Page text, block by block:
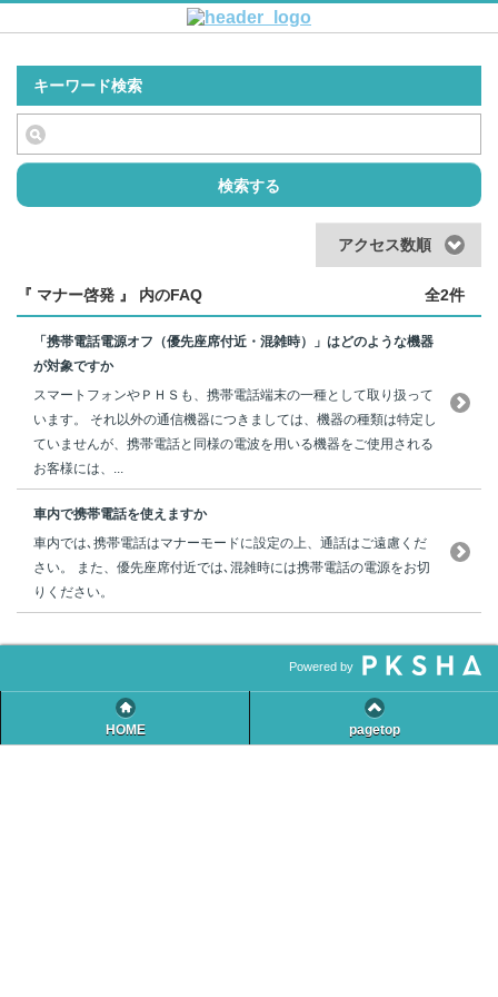
キーワード検索
検索する
アクセス数順
『 マナー啓発 』 内のFAQ 全2件
「携帯電話電源オフ（優先座席付近・混雑時）」はどのような機器
が対象ですか
スマートフォンやＰＨＳも、携帯電話端末の一種として取り扱って
います。 それ以外の通信機器につきましては、機器の種類は特定し
ていませんが、携帯電話と同様の電波を用いる機器をご使用される
お客様には、...
車内で携帯電話を使えますか
車内では､携帯電話はマナーモードに設定の上、通話はご遠慮くだ
さい。 また、優先座席付近では､混雑時には携帯電話の電源をお切
りください。
Powered by
HOME pagetop